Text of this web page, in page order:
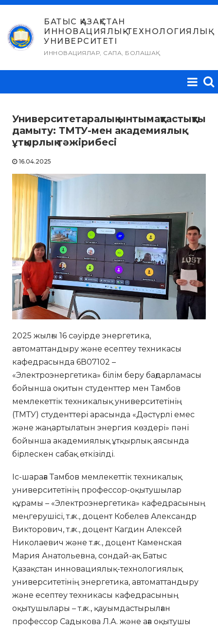
Skip
content
БАТЫС ҚАЗАҚСТАН
ИННОВАЦИЯЛЫҚ-ТЕХНОЛОГИЯЛЫҚ
УНИВЕРСИТЕТІ
ИННОВАЦИЯЛАР, САПА, БОЛАШАҚ
Университетаралық ынтымақтастықты
дамыту: ТМТУ-мен академиялық
ұтқырлық тәжірибесі
16.04.2025
2025 жылғы 16 сәуірде энергетика,
автоматтандыру және есептеу техникасы
кафедрасында 6В07102 –
«Электроэнергетика» білім беру бағдарламасы
бойынша оқитын студенттер мен Тамбов
мемлекеттік техникалық университетінің
(ТМТУ) студенттері арасында «Дәстүрлі емес
және жаңартылатын энергия көздері» пәні
бойынша академиялық ұтқырлық аясында
бірлескен сабақ өткізілді.
Іс-шараға Тамбов мемлекеттік техникалық
университетінің профессор-оқытушылар
құрамы – «Электроэнергетика» кафедрасының
меңгерушісі, т.ғ.к., доцент Кобелев Александр
Викторович, т.ғ.к., доцент Кагдин Алексей
Николаевич және т.ғ.к., доцент Каменская
Мария Анатольевна, сондай-ақ Батыс
Қазақстан инновациялық-технологиялық
университетінің энергетика, автоматтандыру
және есептеу техникасы кафедрасының
оқытушылары – т.ғ.к., қауымдастырылған
профессор Садыкова Л.А. және аға оқытушы